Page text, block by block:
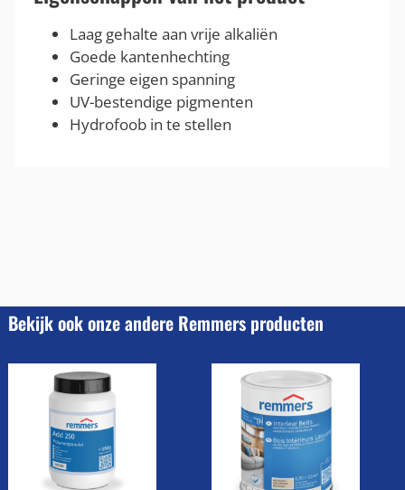
Laag gehalte aan vrije alkaliën
Goede kantenhechting
Geringe eigen spanning
UV-bestendige pigmenten
Hydrofoob in te stellen
Bekijk ook onze andere Remmers producten